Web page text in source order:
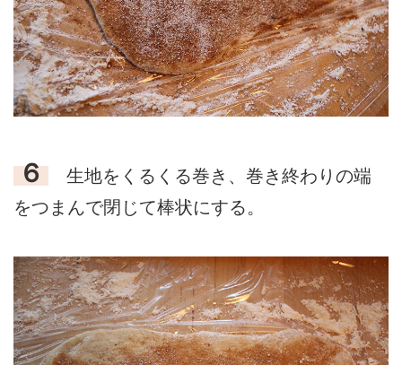
６
生地をくるくる巻き、巻き終わりの端
をつまんで閉じて棒状にする。